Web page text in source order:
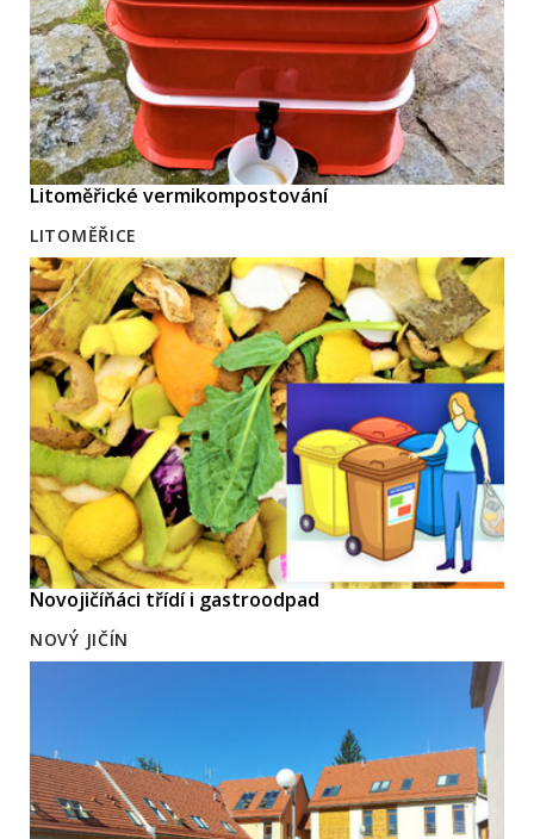
Litoměřické vermikompostování
LITOMĚŘICE
Novojičíňáci třídí i gastroodpad
NOVÝ JIČÍN